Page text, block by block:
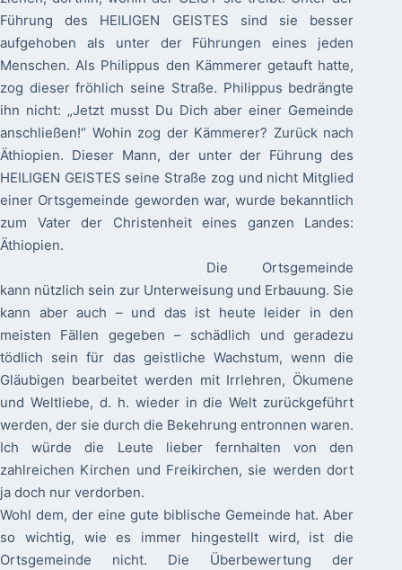
Führung des HEILIGEN GEISTES sind sie besser
aufgehoben als unter der Führungen eines jeden
Menschen. Als Philippus den Kämmerer getauft hatte,
zog dieser fröhlich seine Straße. Philippus bedrängte
ihn nicht: „Jetzt musst Du Dich aber einer Gemeinde
anschließen!“ Wohin zog der Kämmerer? Zurück nach
Äthiopien. Dieser Mann, der unter der Führung des
HEILIGEN GEISTES seine Straße zog und nicht Mitglied
einer Ortsgemeinde geworden war, wurde bekanntlich
zum Vater der Christenheit eines ganzen Landes:
Äthiopien.
Die Ortsgemeinde
kann nützlich sein zur Unterweisung und Erbauung. Sie
kann aber auch – und das ist heute leider in den
meisten Fällen gegeben – schädlich und geradezu
tödlich sein für das geistliche Wachstum, wenn die
Gläubigen bearbeitet werden mit Irrlehren, Ökumene
und Weltliebe, d. h. wieder in die Welt zurückgeführt
werden, der sie durch die Bekehrung entronnen waren.
Ich würde die Leute lieber fernhalten von den
zahlreichen Kirchen und Freikirchen, sie werden dort
ja doch nur verdorben.
Wohl dem, der eine gute biblische Gemeinde hat. Aber
so wichtig, wie es immer hingestellt wird, ist die
Ortsgemeinde nicht. Die Überbewertung der